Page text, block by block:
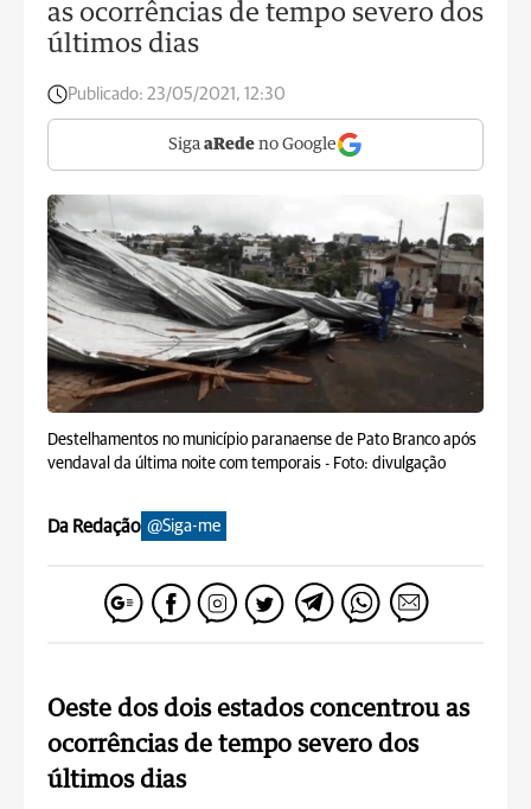
as ocorrências de tempo severo dos
últimos dias
Publicado: 23/05/2021, 12:30
Siga aRede no Google
Destelhamentos no município paranaense de Pato Branco após
vendaval da última noite com temporais - Foto: divulgação
Da Redação @Siga-me
Oeste dos dois estados concentrou as
ocorrências de tempo severo dos
últimos dias